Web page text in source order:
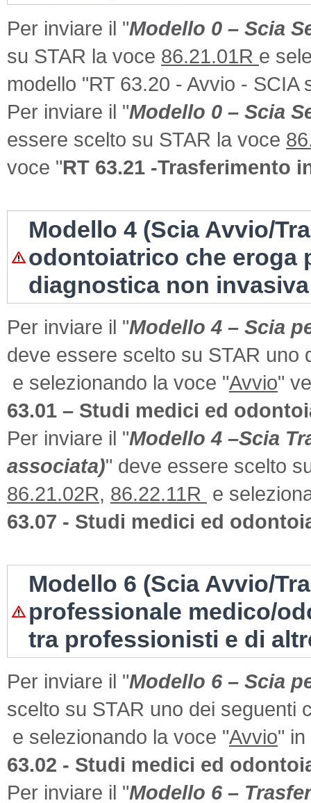
Per inviare il "Modello 0 – Scia
su STAR la voce 86.21.01R e
modello "RT 63.20 - Avvio - SCIA
Per inviare il "Modello 0 – Scia
essere scelto su STAR la voce
voce "RT 63.21 -Trasferimento
Modello 4 (Scia Avvio/
odontoiatrico che eroga
diagnostica non
Per inviare il "Modello 4 – Scia
deve essere scelto su STAR
e selezionando la voce "Avvio"
63.01 – Studi medici ed
Per inviare il "Modello 4 –Scia
associata)" deve essere scelto
86.21.02R, 86.22.11R e
63.07 - Studi medici ed
Modello 6 (Scia Avvio/
professionale medico/
tra professionisti e di
Per inviare il "Modello 6 – Scia
scelto su STAR uno dei seguenti
e selezionando la voce "Avvio"
63.02 - Studi medici ed
Per inviare il "Modello 6 –